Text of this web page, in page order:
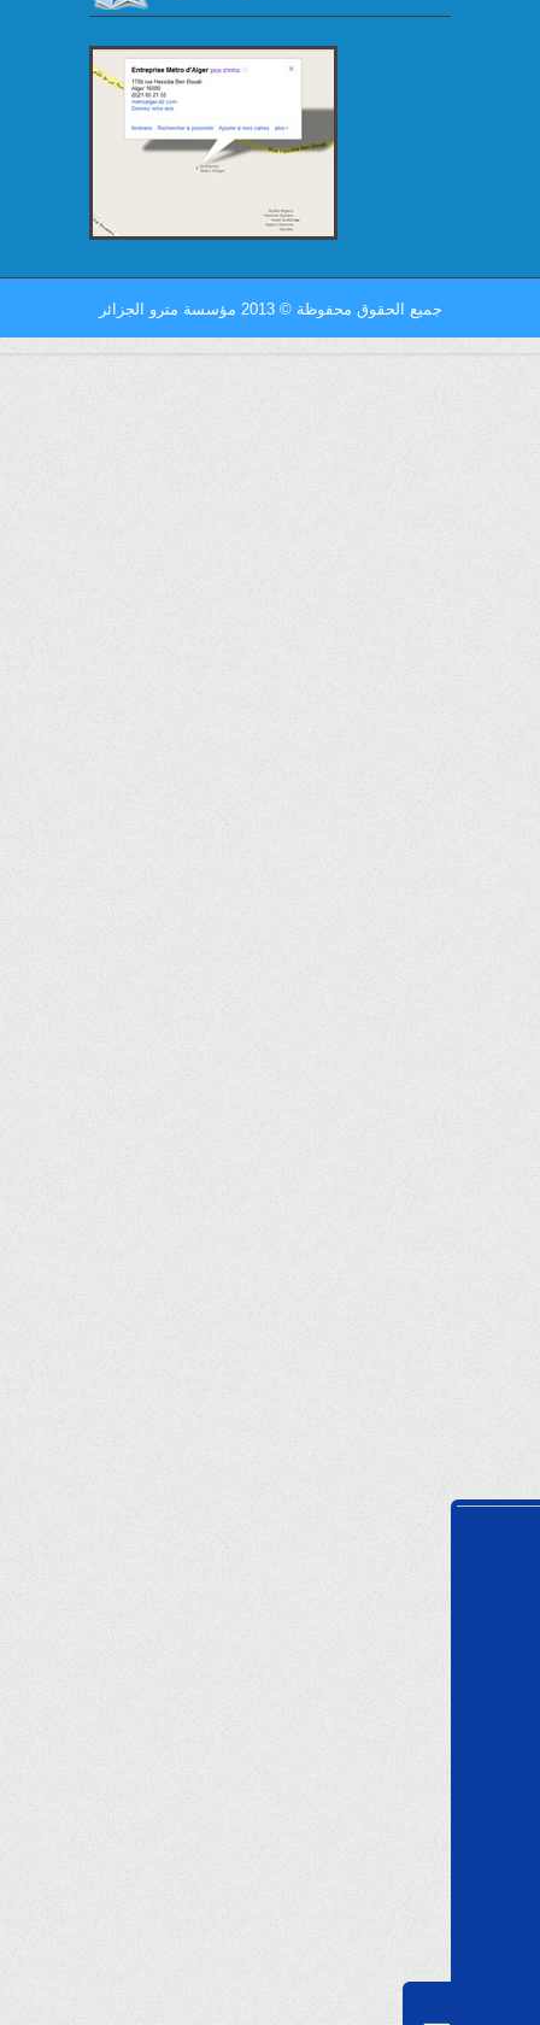
جميع الحقوق محفوظة© 2013 مؤسسة مترو الجزائر